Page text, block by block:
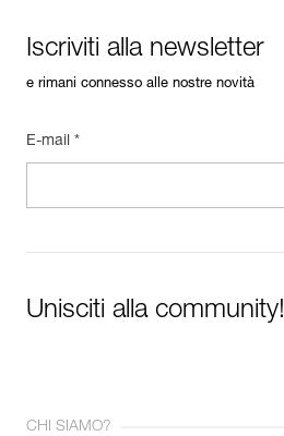
FAQ
FAQ
Iscriviti alla newsletter
e rimani connesso alle nostre novità
E-mail *
Unisciti alla community!
CHI SIAMO?